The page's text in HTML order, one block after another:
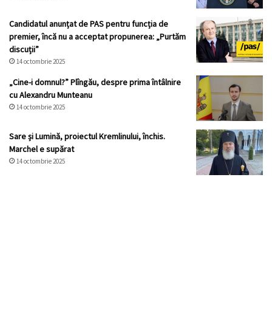
Candidatul anunțat de PAS pentru funcția de
premier, încă nu a acceptat propunerea: „Purtăm
discuții”
14 octombrie 2025
„Cine-i domnul?” Plîngău, despre prima întâlnire
cu Alexandru Munteanu
14 octombrie 2025
Sare și Lumină, proiectul Kremlinului, închis.
Marchel e supărat
14 octombrie 2025